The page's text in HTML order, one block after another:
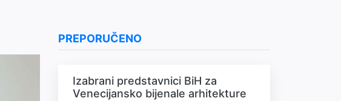
PREPORUČENO
Izabrani predstavnici BiH za
Venecijansko bijenale arhitekture